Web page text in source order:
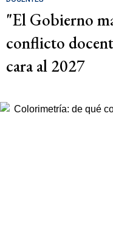
"El Gobierno
conflicto
cara al 2027